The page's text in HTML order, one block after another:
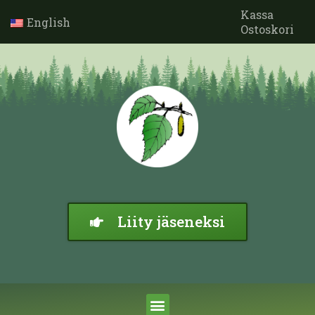
English
Kassa
Ostoskori
Liity jäseneksi